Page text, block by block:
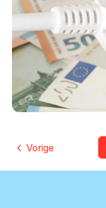
Vorige